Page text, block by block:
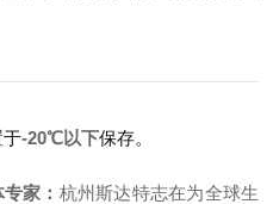
于-20℃以下保存。
家： 杭州斯达特志在为全球生